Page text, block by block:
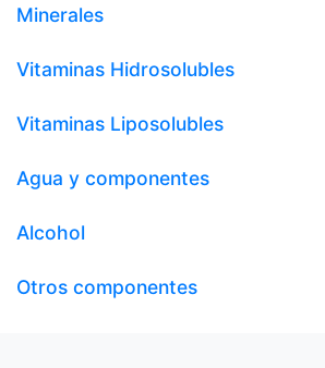
Minerales
Vitaminas Hidrosolubles
Vitaminas Liposolubles
Agua y componentes
Alcohol
Otros componentes